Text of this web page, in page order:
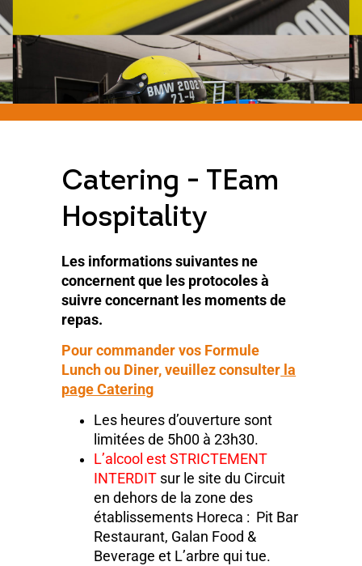
Catering - TEam
Hospitality
Les informations suivantes ne
concernent que les protocoles à
suivre concernant les moments de
repas.
Pour commander vos Formule
Lunch ou Diner, veuillez consulter la
page Catering
Les heures d’ouverture sont
limitées de 5h00 à 23h30.
L’alcool est STRICTEMENT
INTERDIT sur le site du Circuit
en dehors de la zone des
établissements Horeca : Pit Bar
Restaurant, Galan Food &
Beverage et L’arbre qui tue.